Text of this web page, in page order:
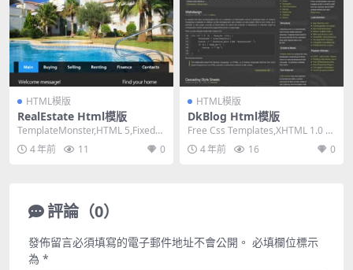
HTML模版
RealEstate Html模版
TemplateMonster,HTML 5,Fixed
Width, 2 Co...
4 年前 11 0
HTML模版
DkBlog Html模版
Free Css Templates,XHTML 1.0 St
rict,Fixe...
4 年前 16 0
評論（0）
發佈留言必須填寫的電子郵件地址不會公開。 必填欄位標示
為 *